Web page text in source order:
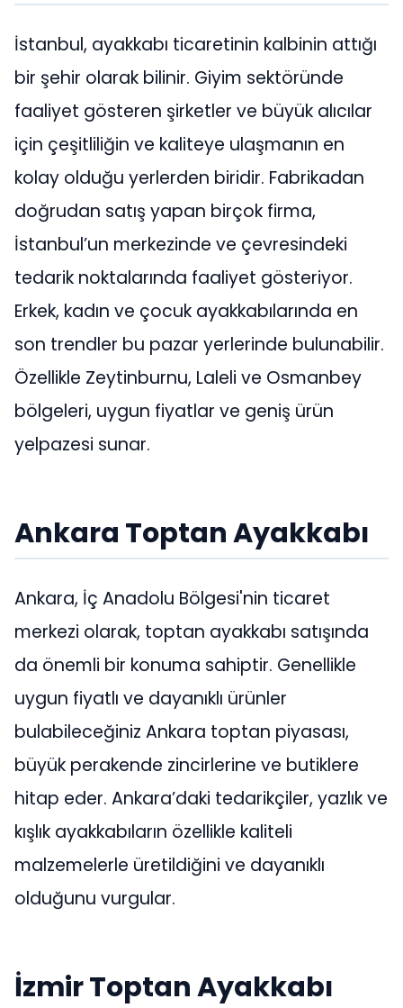
İstanbul, ayakkabı ticaretinin kalbinin attığı
bir şehir olarak bilinir. Giyim sektöründe
faaliyet gösteren şirketler ve büyük alıcılar
için çeşitliliğin ve kaliteye ulaşmanın en
kolay olduğu yerlerden biridir. Fabrikadan
doğrudan satış yapan birçok firma,
İstanbul’un merkezinde ve çevresindeki
tedarik noktalarında faaliyet gösteriyor.
Erkek, kadın ve çocuk ayakkabılarında en
son trendler bu pazar yerlerinde bulunabilir.
Özellikle Zeytinburnu, Laleli ve Osmanbey
bölgeleri, uygun fiyatlar ve geniş ürün
yelpazesi sunar.
Ankara Toptan Ayakkabı
Ankara, İç Anadolu Bölgesi'nin ticaret
merkezi olarak, toptan ayakkabı satışında
da önemli bir konuma sahiptir. Genellikle
uygun fiyatlı ve dayanıklı ürünler
bulabileceğiniz Ankara toptan piyasası,
büyük perakende zincirlerine ve butiklere
hitap eder. Ankara’daki tedarikçiler, yazlık ve
kışlık ayakkabıların özellikle kaliteli
malzemelerle üretildiğini ve dayanıklı
olduğunu vurgular.
İzmir Toptan Ayakkabı